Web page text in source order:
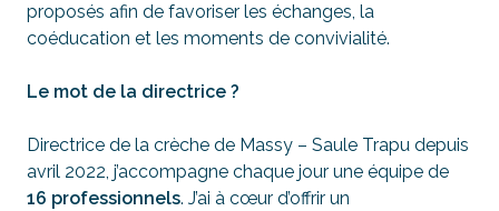
proposés afin de favoriser les échanges, la
coéducation et les moments de convivialité.
Le mot de la directrice ?
Directrice de la crèche de Massy – Saule Trapu depuis
avril 2022, j’accompagne chaque jour une équipe de
16 professionnels. J’ai à cœur d’offrir un